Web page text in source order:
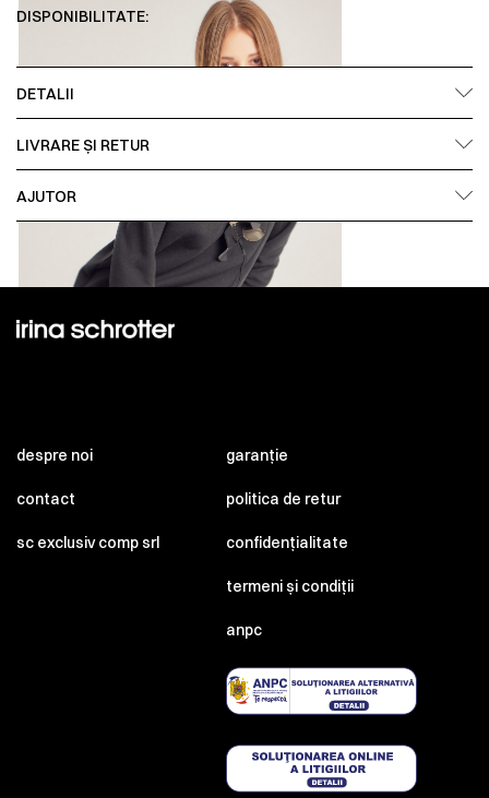
DISPONIBILITATE:
DETALII
LIVRARE ȘI RETUR
AJUTOR
despre noi
contact
sc exclusiv comp srl
garanție
politica de retur
confidențialitate
termeni și condiții
anpc